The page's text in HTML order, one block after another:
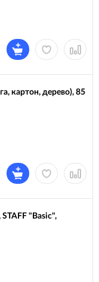
картон, дерево), 85
"Basic",